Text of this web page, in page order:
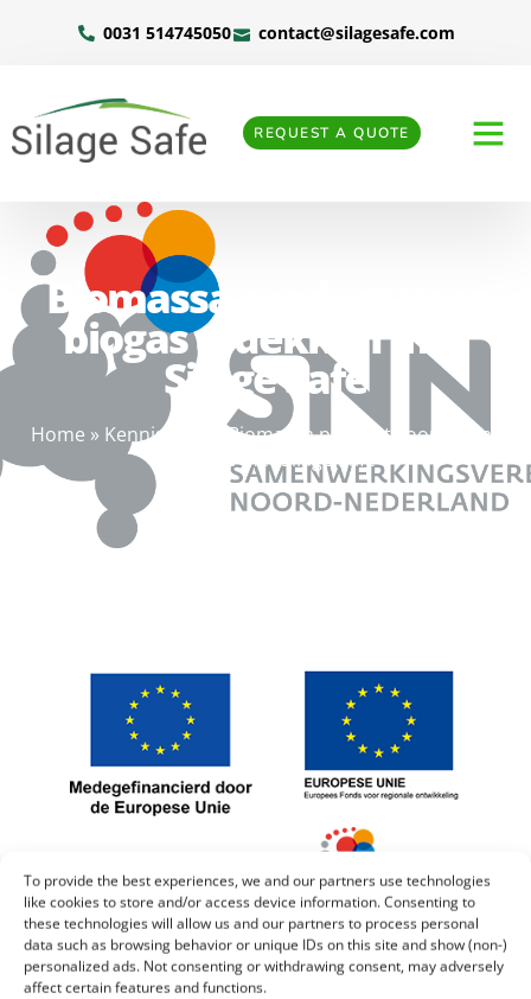
To provide the best experiences, we and our partners use technologies
like cookies to store and/or access device information. Consenting to
these technologies will allow us and our partners to process personal
data such as browsing behavior or unique IDs on this site and show (non-)
personalized ads. Not consenting or withdrawing consent, may adversely
affect certain features and functions.
0031 514745050 contact@silagesafe.com
REQUEST A QUOTE
Biomassa product voor
biogas afdekken met
Silage Safe
Home » Kennisbank
Biomassa product voor biogas
afdekken met Silage Safe